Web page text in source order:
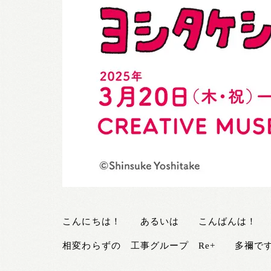
こんにちは！ あるいは こんばんは！
相変わらずの 工事グループ Re+ 多禰で